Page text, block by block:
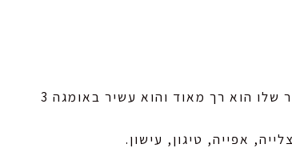
הוא רך מאוד והוא עשיר באומגה 3